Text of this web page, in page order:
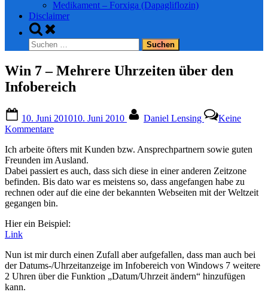
Medikament – Forxiga (Dapagliflozin)
Disclaimer
Toggle
search
form
Suchen
nach:
Win 7 – Mehrere Uhrzeiten über den
Infobereich
on
10. Juni 201010. Juni 2010 Daniel Lensing
Keine
Kommentarezu
7
–
Mehrere
Uhrzeiten
über
den
Ich arbeite öfters mit Kunden bzw. Ansprechpartnern sowie guten
Freunden im Ausland.
Dabei passiert es auch, dass sich diese in einer anderen Zeitzone
befinden. Bis dato war es meistens so, dass angefangen habe zu
rechnen oder auf die eine der bekannten Webseiten mit der Weltzeit
gegangen bin.
Hier ein Beispiel:
Link
Nun ist mir durch einen Zufall aber aufgefallen, dass man auch bei
der Datums-/Uhrzeitanzeige im Infobereich von Windows 7 weitere
2 Uhren über die Funktion „Datum/Uhrzeit ändern“ hinzufügen
kann.